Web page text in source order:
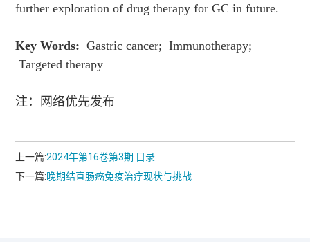
further exploration of drug therapy for GC in future.
Key Words:Gastric cancer; Immunotherapy;
Targeted therapy
注：网络优先发布
上一篇:2024年第16卷第3期 目录
下一篇:晚期结直肠癌免疫治疗现状与挑战